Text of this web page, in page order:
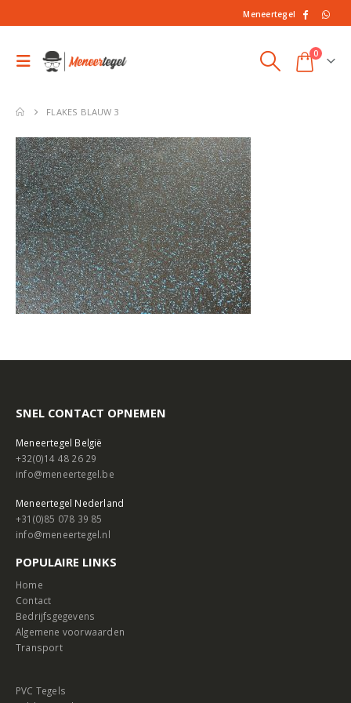
Meneertegel
0
FLAKES BLAUW 3
SNEL CONTACT OPNEMEN
Meneertegel België
+32(0)14 48 26 29
info@meneertegel.be
Meneertegel Nederland
+31(0)85 078 39 85
info@meneertegel.nl
POPULAIRE LINKS
Home
Contact
Bedrijfsgegevens
Algemene voorwaarden
Transport
PVC Tegels